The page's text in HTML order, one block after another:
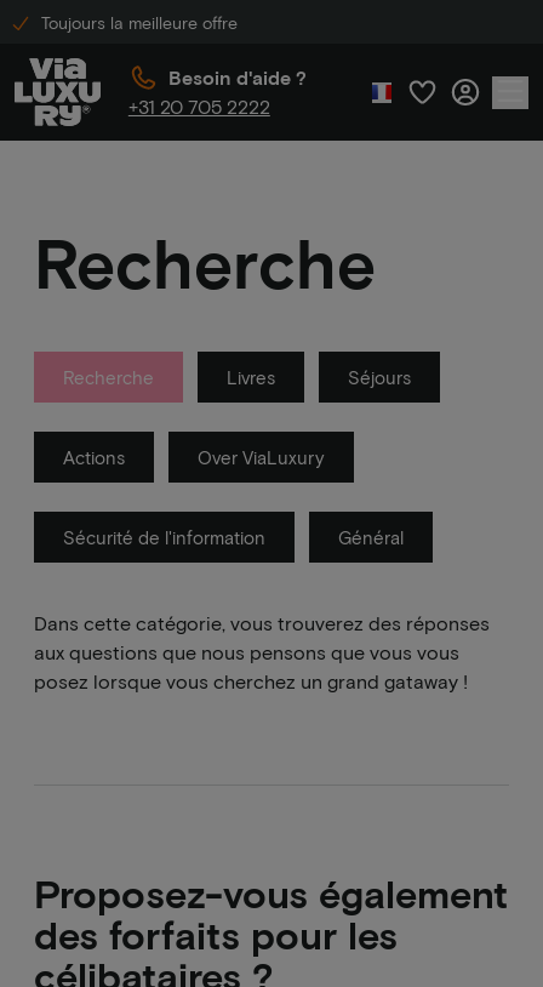
Toujours la meilleure offre
Besoin d'aide ?
+31 20 705 2222
Recherche
Recherche Livres Séjours
Actions Over ViaLuxury
Sécurité de l'information Général
Dans cette catégorie, vous trouverez des réponses
aux questions que nous pensons que vous vous
posez lorsque vous cherchez un grand gataway !
Proposez-vous également
des forfaits pour les
célibataires ?